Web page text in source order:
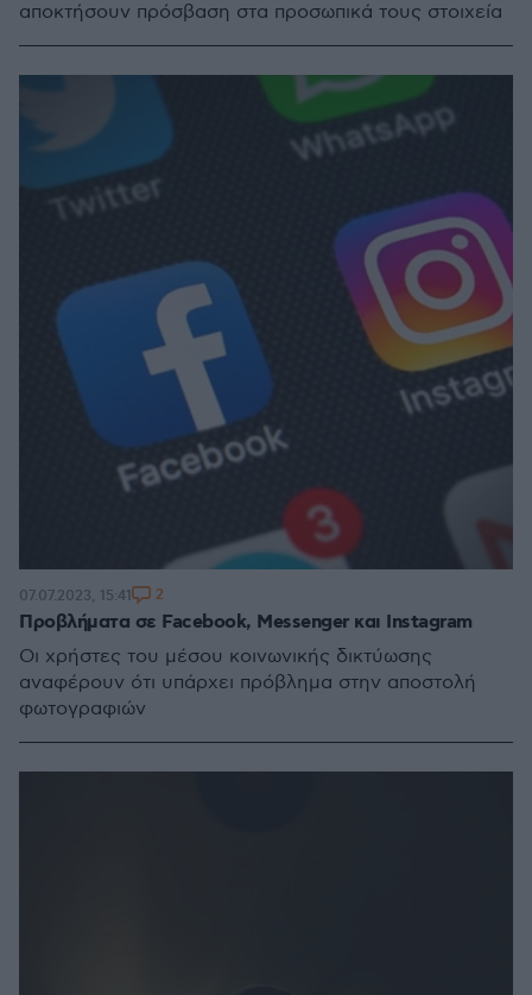
αποκτήσουν πρόσβαση στα προσωπικά τους στοιχεία
Προβλήματα σε Facebook, Messenger και Instagram
Οι χρήστες του μέσου κοινωνικής δικτύωσης
αναφέρουν ότι υπάρχει πρόβλημα στην αποστολή
φωτογραφιών
07.07.2023, 15:41 2